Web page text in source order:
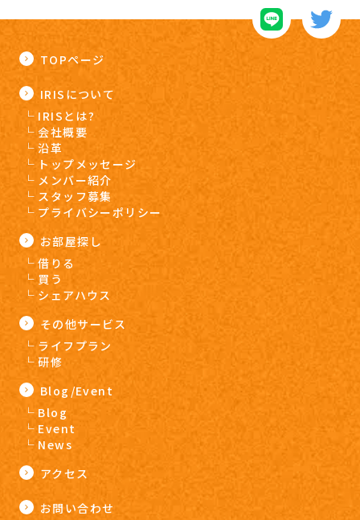
TOPページ
IRISについて
IRISとは?
会社概要
沿革
トップメッセージ
メンバー紹介
スタッフ募集
プライバシーポリシー
お部屋探し
借りる
買う
シェアハウス
その他サービス
ライフプラン
研修
Blog/Event
Blog
Event
News
アクセス
お問い合わせ